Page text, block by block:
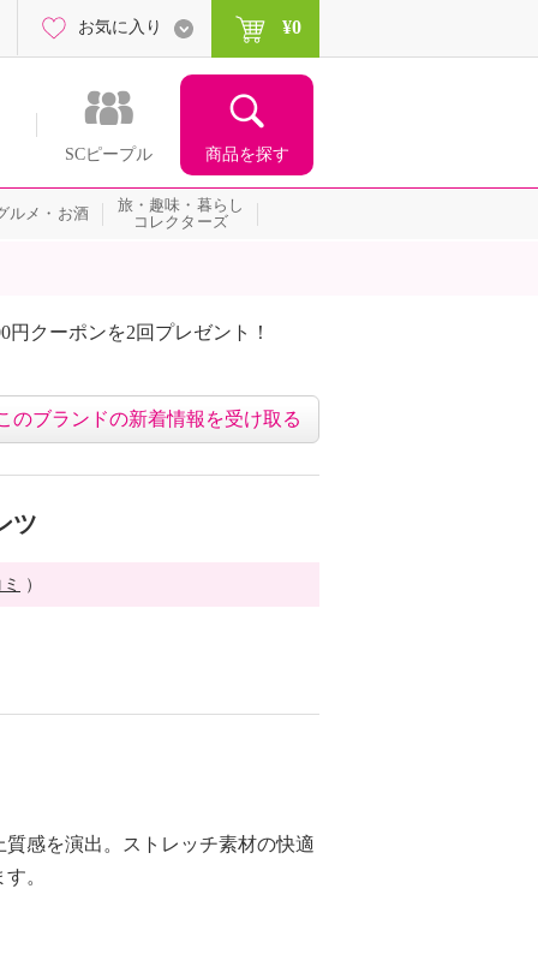
SCピープル 商品を探す
お気に入り ¥0
ルメ・お酒
旅・趣味・暮らし
コレクターズ
クーポンを2回プレゼント！
のブランドの新着情報を受け取る
ツ
）
感を演出。ストレッチ素材の快適
。